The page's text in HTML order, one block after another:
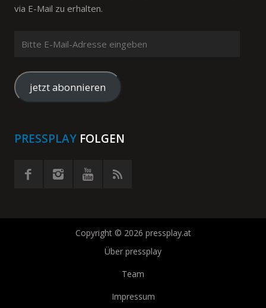
via E-Mail zu erhalten.
Mail-
Adresse
eingeben
jetzt abonnieren
PRESSPLAY FOLGEN
Copyright © 2026 pressplay.at
Über pressplay
Team
Impressum